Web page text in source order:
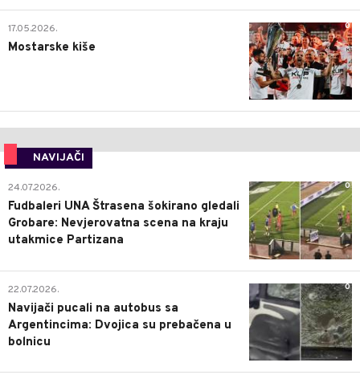
0
17.05.2026.
Mostarske kiše
NAVIJAČI
0
24.07.2026.
Fudbaleri UNA Štrasena šokirano gledali
Grobare: Nevjerovatna scena na kraju
utakmice Partizana
0
22.07.2026.
Navijači pucali na autobus sa
Argentincima: Dvojica su prebačena u
bolnicu